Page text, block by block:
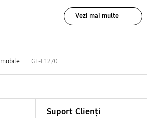
Vezi mai multe
GT-E1270
Suport Clienți